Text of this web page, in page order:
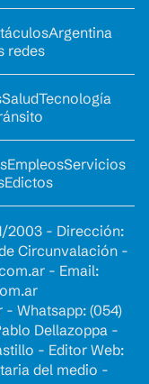
Argentina
redes
SaludTecnología
EmpleosServicios
Edictos
2003 - Dirección:
Circunvalación -
- Email:
- Whatsapp: (054)
Dellazoppa -
- Editor Web:
del medio -